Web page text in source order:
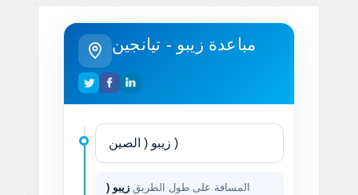
مباعدة زيبو - تيانجين
المسافة على طول الطريق زيبو (